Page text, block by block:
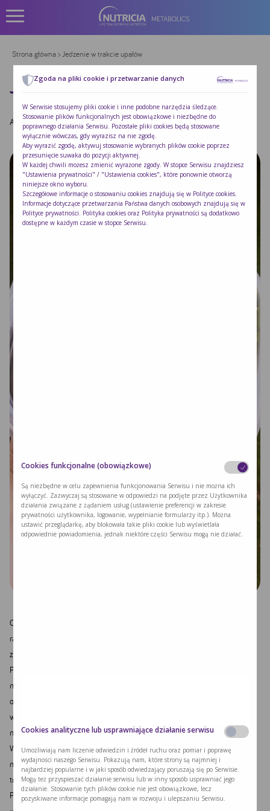
Strona główna> Jedzenie w trakcie upałów
JEDZENIE W TRAKCIE UPAŁÓW
Autor:Redakcja Nutricia|Opublikowano:2022-09-11
O ile maj okazał się miesiącem dość mocno deszczowym i nie wróżył
raczej zmiany pogody o 180 stopni, o tyle czerwiec zaskoczył nagłym
zwrotem akcji i zalała nas fala prawdziwych tropików.
Przyznam, że w takie upały stanie przy kuchence i gotowanie jest dla mnie
niewyobrażalne. Zresztą przy takich temperaturach niespecjalnie mam
ochotę jeść – a już na pewno nie ciepłe posiłki. Przynajmniej do godzin
wczesnowieczornych, gdy na zewnątrz temperatura nieco zelżeje i ja
nabieram ochoty na jedzenie ?
W takie dni ratuje się najprostszymi daniami, ale czerwiec jest też
miesiącem, gdzie wszystkie owoce i warzywa są tak pyszne, że wiele im nie
trzeba, aby zjeść po prostu smacznie.
Przedstawiam Wam, kilka moich propozycji na upalne dni:
Zgoda na pliki cookie i przetwarzanie danych
W Serwisie stosujemy pliki cookie i inne podobne narzędzia śledzące.
Stosowanie plików funkcjonalnych jest obowiązkowe i niezbędne do
poprawnego działania Serwisu. Pozostałe pliki cookies będą stosowane
wyłącznie wówczas, gdy wyrazisz na nie zgodę.
Aby wyrazić zgodę, aktywuj stosowanie wybranych plików cookie poprzez
przesunięcie suwaka do pozycji aktywnej.
W każdej chwili możesz zmienić wyrażone zgody. W stopce Serwisu znajdziesz
"Ustawienia prywatności" / "Ustawienia cookies", które ponownie otworzą
niniejsze okno wyboru.
Szczegółowe informacje o stosowaniu cookies znajdują się w Polityce cookies
Informacje dotyczące przetwarzania Państwa danych osobowych znajdują się w
Polityce prywatności . Polityka cookies oraz Polityka prywatności są dodatkowo
dostępne w każdym czasie w stopce Serwisu.
Cookies funkcjonalne (obowiązkowe)
Są niezbędne w celu zapewnienia funkcjonowania Serwisu i nie można ich
wyłączyć. Zazwyczaj są stosowane w odpowiedzi na podjęte przez Użytkownika
działania związane z żądaniem usług (ustawienie preferencji w zakresie
prywatności użytkownika, logowanie, wypełnianie formularzy itp.). Można
ustawić przeglądarkę, aby blokowała takie pliki cookie lub wyświetlała
odpowiednie powiadomienia, jednak niektóre części Serwisu mogą nie działać.
Cookies analityczne lub usprawniające działanie serwisu
Umożliwiają nam liczenie odwiedzin i źródeł ruchu oraz pomiar i poprawę
wydajności naszego Serwisu. Pokazują nam, które strony są najmniej i
najbardziej popularne i w jaki sposób odwiedzający poruszają się po Serwisie.
Mogą też przyspieszać działanie serwisu lub w inny sposób usprawniać jego
działanie. Stosowanie tych plików cookie nie jest obowiązkowe, lecz
pozyskiwane informacje pomagają nam w rozwoju i ulepszaniu Serwisu.